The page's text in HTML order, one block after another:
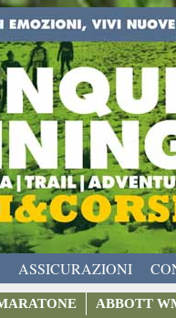
ASSICURAZIONI
ABBOTT